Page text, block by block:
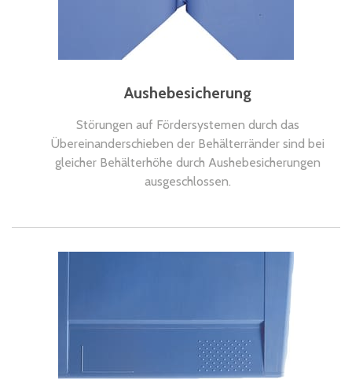
Aushebesicherung
Störungen auf Fördersystemen durch das
Übereinanderschieben der Behälterränder sind bei
gleicher Behälterhöhe durch Aushebesicherungen
ausgeschlossen.